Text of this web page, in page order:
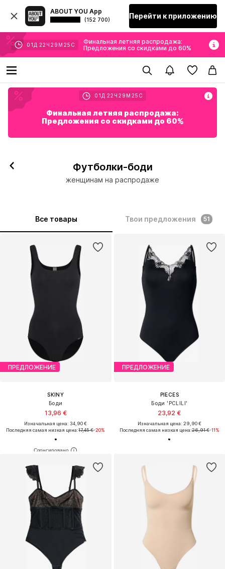
ABOUT YOU App
(152 700) Перейти к приложению
01 Д 22 Ч 29 М 23 С
Финальная летняя распродажа:
Предложения со скидками до 60%
01 Д 22 Ч 29 М 23 С
Финальная летняя распродажа:
Предложения со скидками до 60%
Футболки-боди
женщинам на распродаже
Все товары Твои предложения 51
ПРЕДЛОЖЕНИЕ
SKINY
Боди
13,96 €
Изначальная цена: 34,90 €
Последняя самая низкая цена:17,45 €-20%
ПРЕДЛОЖЕНИЕ
PIECES
Боди 'PCLILI'
23,92 €
Изначальная цена: 29,90 €
Последняя самая низкая цена:26,91 €-11%